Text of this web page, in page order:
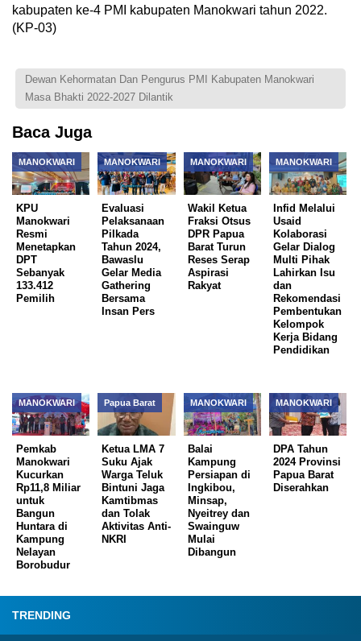
kabupaten ke-4 PMI kabupaten Manokwari tahun 2022.
(KP-03)
Dewan Kehormatan Dan Pengurus PMI Kabupaten Manokwari
Masa Bhakti 2022-2027 Dilantik
Baca Juga
MANOKWARI
KPU
Manokwari
Resmi
Menetapkan
DPT
Sebanyak
133.412
Pemilih
MANOKWARI
Evaluasi
Pelaksanaan
Pilkada
Tahun 2024,
Bawaslu
Gelar Media
Gathering
Bersama
Insan Pers
MANOKWARI
Wakil Ketua
Fraksi Otsus
DPR Papua
Barat Turun
Reses Serap
Aspirasi
Rakyat
MANOKWARI
Infid Melalui
Usaid
Kolaborasi
Gelar Dialog
Multi Pihak
Lahirkan Isu
dan
Rekomendasi
Pembentukan
Kelompok
Kerja Bidang
Pendidikan
MANOKWARI
Pemkab
Manokwari
Kucurkan
Rp11,8 Miliar
untuk
Bangun
Huntara di
Kampung
Nelayan
Borobudur
Papua Barat
Ketua LMA 7
Suku Ajak
Warga Teluk
Bintuni Jaga
Kamtibmas
dan Tolak
Aktivitas Anti-
NKRI
MANOKWARI
Balai
Kampung
Persiapan di
Ingkibou,
Minsap,
Nyeitrey dan
Swainguw
Mulai
Dibangun
MANOKWARI
DPA Tahun
2024 Provinsi
Papua Barat
Diserahkan
TRENDING